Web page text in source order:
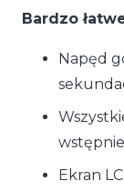
Bardzo
Napęd
Ekran